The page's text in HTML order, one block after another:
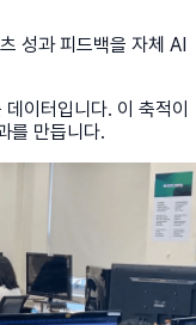
성과 피드백을 자체 AI
이터입니다. 이 축적이
를 만듭니다.